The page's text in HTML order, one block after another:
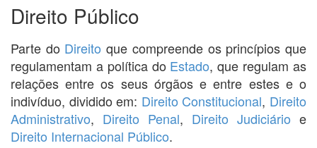
Direito Público
Parte do Direito que compreende os princípios que
regulamentam a política do Estado, que regulam as
relações entre os seus órgãos e entre estes e o
indivíduo, dividido em: Direito Constitucional, Direito
Administrativo, Direito Penal, Direito Judiciário e
Direito Internacional Público.